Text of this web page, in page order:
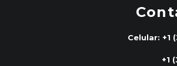
Celular: +1
+1